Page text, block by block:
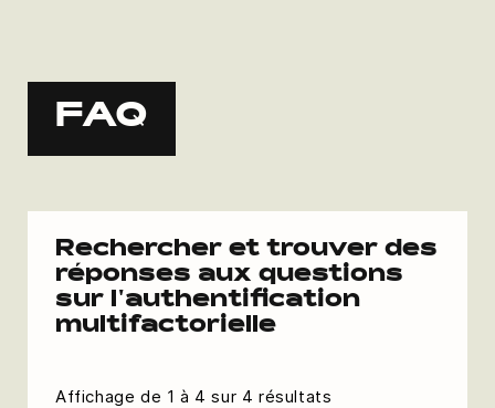
FAQ
Rechercher et trouver des
réponses aux questions
sur l'authentification
multifactorielle
Affichage de 1 à 4 sur 4 résultats